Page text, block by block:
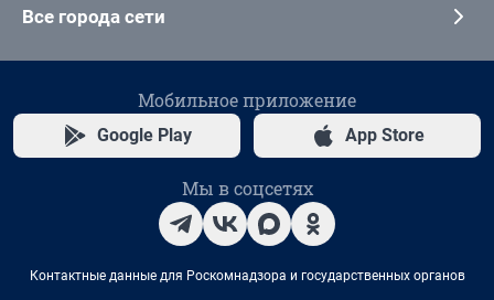
Все города сети
Мобильное приложение
Google Play App Store
Мы в соцсетях
Контактные данные для Роскомнадзора и государственных органов